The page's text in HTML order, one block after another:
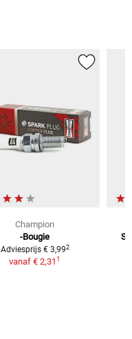
Champion
-Bougie
Adviesprijs € 3,992
vanaf € 2,311